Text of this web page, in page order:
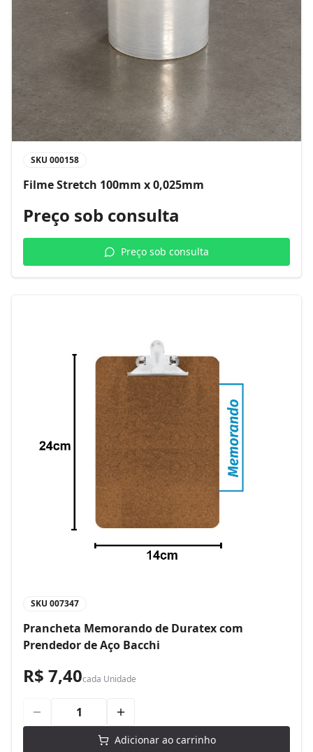
SKU 000158
Filme Stretch 100mm x 0,025mm
Preço sob consulta
Preço sob consulta
SKU 007347
Prancheta Memorando de Duratex com
Prendedor de Aço Bacchi
R$ 7,40cada Unidade
Adicionar ao carrinho